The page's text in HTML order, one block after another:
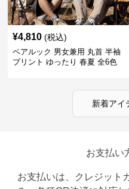
¥4,810 (税込)
ペアルック 男女兼用 丸首 半袖
プリント ゆったり 春夏 全6色
新着アイ
お支払い
お支払いは、クレジット